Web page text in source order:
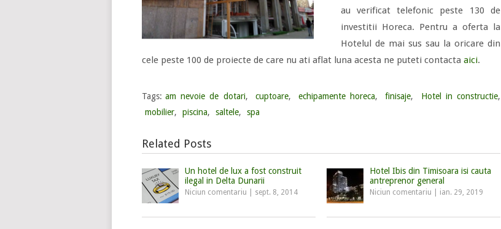
au verificat telefonic peste 130 de
investitii Horeca. Pentru a oferta la
Hotelul de mai sus sau la oricare din
cele peste 100 de proiecte de care nu ati aflat luna acesta ne puteti contacta aici.
Tags: am nevoie de dotari, cuptoare, echipamente horeca, finisaje, Hotel in constructie,
mobilier, piscina, saltele, spa
Related Posts
Un hotel de lux a fost construit
ilegal in Delta Dunarii
Niciun comentariu sept. 8, 2014
Hotel Ibis din Timisoara isi cauta
antreprenor general
Niciun comentariu ian. 29, 2019